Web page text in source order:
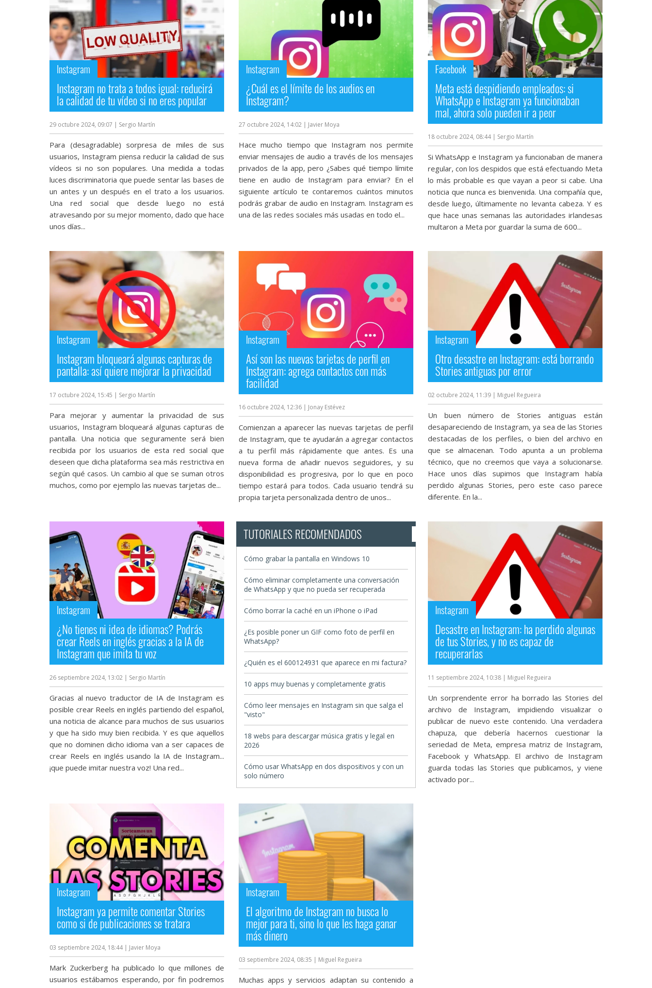
comparativas,
Instagram
Instagram no trata a todos igual: reducirá
la calidad de tu vídeo si no eres popular
29 octubre 2024, 09:07 | Sergio Martín
Para (desagradable) sorpresa de miles de sus
usuarios, Instagram piensa reducir la calidad de sus
vídeos si no son populares. Una medida a todas
luces discriminatoria que puede sentar las bases de
un antes y un después en el trato a los usuarios.
Una red social que desde luego no está
atravesando por su mejor momento, dado que hace
unos días...
Instagram
¿Cuál es el límite de los audios en
Instagram?
27 octubre 2024, 14:02 | Javier Moya
Hace mucho tiempo que Instagram nos permite
enviar mensajes de audio a través de los mensajes
privados de la app, pero ¿Sabes qué tiempo límite
tiene en audio de Instagram para enviar? En el
siguiente artículo te contaremos cuántos minutos
podrás grabar de audio en Instagram. Instagram es
una de las redes sociales más usadas en todo el...
Facebook
Meta está despidiendo empleados: si
WhatsApp e Instagram ya funcionaban
mal, ahora solo pueden ir a peor
18 octubre 2024, 08:44 | Sergio Martín
Si WhatsApp e Instagram ya funcionaban de manera
regular, con los despidos que está efectuando Meta
lo más probable es que vayan a peor si cabe. Una
noticia que nunca es bienvenida. Una compañía que,
desde luego, últimamente no levanta cabeza. Y es
que hace unas semanas las autoridades irlandesas
multaron a Meta por guardar la suma de 600...
Instagram
Instagram bloqueará algunas capturas de
pantalla: así quiere mejorar la privacidad
17 octubre 2024, 15:45 | Sergio Martín
Para mejorar y aumentar la privacidad de sus
usuarios, Instagram bloqueará algunas capturas de
pantalla. Una noticia que seguramente será bien
recibida por los usuarios de esta red social que
deseen que dicha plataforma sea más restrictiva en
según qué casos. Un cambio al que se suman otros
muchos, como por ejemplo las nuevas tarjetas de...
Instagram
Así son las nuevas tarjetas de perfil en
Instagram: agrega contactos con más
facilidad
16 octubre 2024, 12:36 | Jonay Estévez
Comienzan a aparecer las nuevas tarjetas de perfil
de Instagram, que te ayudarán a agregar contactos
a tu perfil más rápidamente que antes. Es una
nueva forma de añadir nuevos seguidores, y su
disponibilidad es progresiva, por lo que en poco
tiempo estará para todos. Cada usuario tendrá su
propia tarjeta personalizada dentro de unos...
Instagram
Otro desastre en Instagram: está borrando
Stories antiguas por error
02 octubre 2024, 11:39 | Miguel Regueira
Un buen número de Stories antiguas están
desapareciendo de Instagram, ya sea de las Stories
destacadas de los perfiles, o bien del archivo en
que se almacenan. Todo apunta a un problema
técnico, que no creemos que vaya a solucionarse.
Hace unos días supimos que Instagram había
perdido algunas Stories, pero este caso parece
diferente. En la...
Instagram
¿No tienes ni idea de idiomas? Podrás
crear Reels en inglés gracias a la IA de
Instagram que imita tu voz
26 septiembre 2024, 13:02 | Sergio Martín
Gracias al nuevo traductor de IA de Instagram es
posible crear Reels en inglés partiendo del español,
una noticia de alcance para muchos de sus usuarios
y que ha sido muy bien recibida. Y es que aquellos
que no dominen dicho idioma van a ser capaces de
crear Reels en inglés usando la IA de Instagram...
¡que puede imitar nuestra voz! Una red...
TUTORIALES RECOMENDADOS
Cómo grabar la pantalla en Windows 10
Cómo eliminar completamente una conversación
de WhatsApp y que no pueda ser recuperada
Cómo borrar la caché en un iPhone o iPad
¿Es posible poner un GIF como foto de perfil en
WhatsApp?
¿Quién es el 600124931 que aparece en mi factura?
10 apps muy buenas y completamente gratis
Cómo leer mensajes en Instagram sin que salga el
"visto"
18 webs para descargar música gratis y legal en
2026
Cómo usar WhatsApp en dos dispositivos y con un
solo número
Instagram
Desastre en Instagram: ha perdido algunas
de tus Stories, y no es capaz de
recuperarlas
11 septiembre 2024, 10:38 | Miguel Regueira
Un sorprendente error ha borrado las Stories del
archivo de Instagram, impidiendo visualizar o
publicar de nuevo este contenido. Una verdadera
chapuza, que debería hacernos cuestionar la
seriedad de Meta, empresa matriz de Instagram,
Facebook y WhatsApp. El archivo de Instagram
guarda todas las Stories que publicamos, y viene
activado por...
Instagram
Instagram ya permite comentar Stories
como si de publicaciones se tratara
03 septiembre 2024, 18:44 | Javier Moya
Mark Zuckerberg ha publicado lo que millones de
usuarios estábamos esperando, por fin podremos
Instagram
El algoritmo de Instagram no busca lo
mejor para ti, sino lo que les haga ganar
más dinero
03 septiembre 2024, 08:35 | Miguel Regueira
Muchas apps y servicios adaptan su contenido a